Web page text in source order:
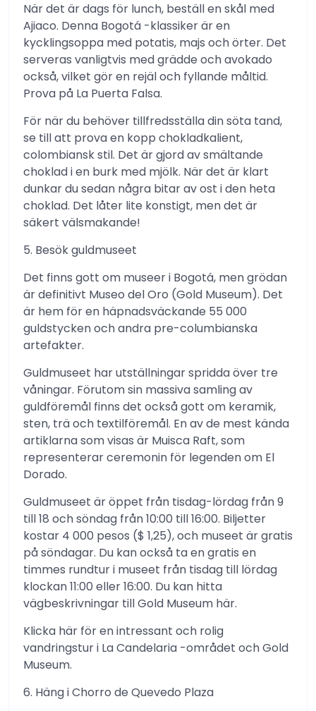
När det är dags för lunch, beställ en skål med
Ajiaco. Denna Bogotá -klassiker är en
kycklingsoppa med potatis, majs och örter. Det
serveras vanligtvis med grädde och avokado
också, vilket gör en rejäl och fyllande måltid.
Prova på La Puerta Falsa.
För när du behöver tillfredsställa din söta tand,
se till att prova en kopp chokladkalient,
colombiansk stil. Det är gjord av smältande
choklad i en burk med mjölk. När det är klart
dunkar du sedan några bitar av ost i den heta
choklad. Det låter lite konstigt, men det är
säkert välsmakande!
5. Besök guldmuseet
Det finns gott om museer i Bogotá, men grödan
är definitivt Museo del Oro (Gold Museum). Det
är hem för en häpnadsväckande 55 000
guldstycken och andra pre-columbianska
artefakter.
Guldmuseet har utställningar spridda över tre
våningar. Förutom sin massiva samling av
guldföremål finns det också gott om keramik,
sten, trä och textilföremål. En av de mest kända
artiklarna som visas är Muisca Raft, som
representerar ceremonin för legenden om El
Dorado.
Guldmuseet är öppet från tisdag-lördag från 9
till 18 och söndag från 10:00 till 16:00. Biljetter
kostar 4 000 pesos ($ 1,25), och museet är gratis
på söndagar. Du kan också ta en gratis en
timmes rundtur i museet från tisdag till lördag
klockan 11:00 eller 16:00. Du kan hitta
vägbeskrivningar till Gold Museum här.
Klicka här för en intressant och rolig
vandringstur i La Candelaria -området och Gold
Museum.
6. Häng i Chorro de Quevedo Plaza